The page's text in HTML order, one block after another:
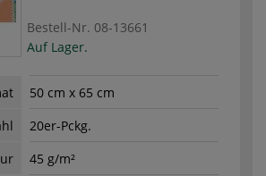
Bestell-Nr. 08-13661
Auf Lager.
50 cm x 65 cm
20er-Pckg.
45 g/m²